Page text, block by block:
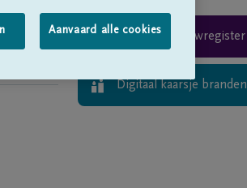
Rouwregister
Digitaal kaarsje branden
Aanvaard alle cookies